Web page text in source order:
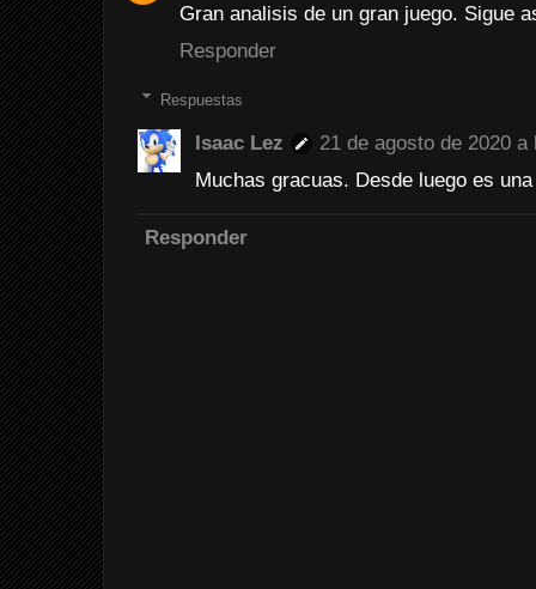
Gran analisis de un gran juego. Sigue
Responder
Respuestas
Isaac Lez
21 de agosto de 2020 a
Muchas gracuas. Desde luego es
Responder